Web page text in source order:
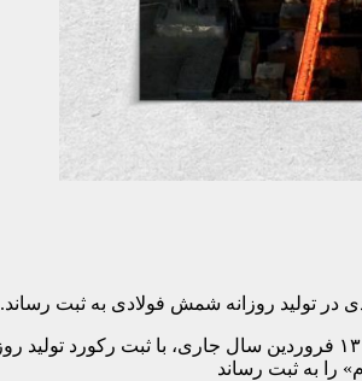
در تولید روزانه شمش فولادی به ثبت رساند.
را به ثبت رساند